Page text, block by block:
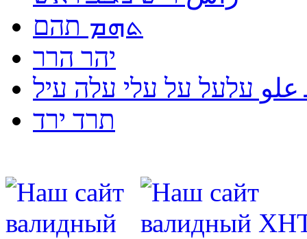
ܬܗܡ תהם
יהר הרר
עלעל על עלי עלה עיל
תרד ירד